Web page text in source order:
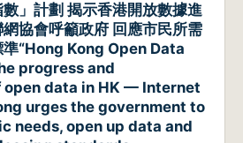
數」計劃 揭示香港開放數據進
協會呼籲政府 回應市民所需
準“Hong Kong Open Data
progress and
data in HK — Internet
urges the government to
needs, open up data and